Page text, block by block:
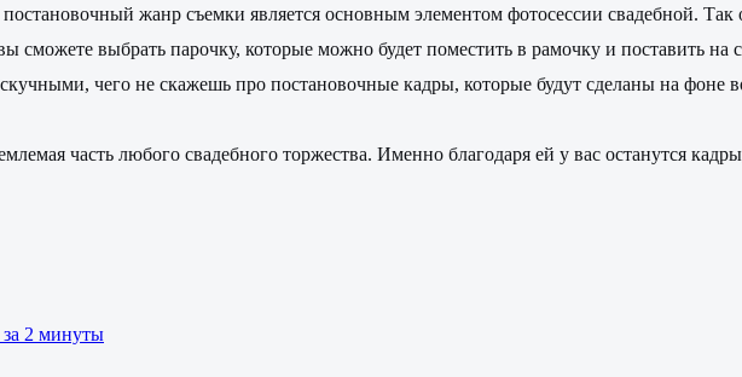
жанр съемки является основным элементом фотосессии свадебной. Так
сможете выбрать парочку, которые можно будет поместить в рамочку и поставить
чего не скажешь про постановочные кадры, которые будут сделаны на фоне
часть любого свадебного торжества. Именно благодаря ей у вас останутся
2 минуты